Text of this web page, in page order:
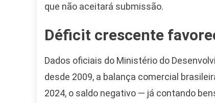
que não aceitará submissão.
Déficit crescente
Dados oficiais do Ministério do
desde 2009, a balança comercial
2024, o saldo negativo — já contando